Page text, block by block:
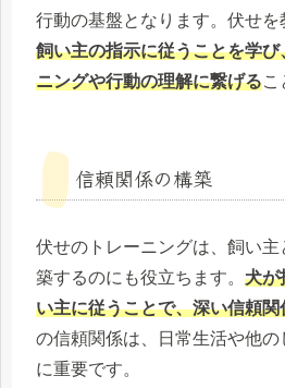
行動の基盤となります。伏せを
飼い主の指示に従うことを学
ニングや行動の理解に繋げるこ
信頼関係の構築
伏せのトレーニングは、飼い
築するのにも役立ちます。 犬が
い主に従うことで、深い信頼
の信頼関係は、日常生活や他の
に重要です。